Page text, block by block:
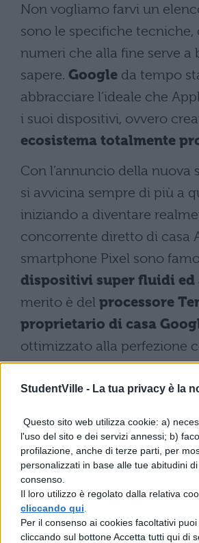
StudentVille - La tua privacy è la
Questo sito web utilizza cookie: a)
l'uso del sito e dei servizi annessi; b)
profilazione, anche di terze parti, per
personalizzati in base alle tue abitudini
consenso.
Il loro utilizzo è regolato dalla relativa
cliccando qui
Per il consenso ai cookies facoltativi
cliccando sul bottone Accetta tutti qui di
Non vogliamo farvi un
sono le specifiche
numeri che alla fine serve a
sapere. Google da tempo
abbracciare l’ideale che
i suoi dispositivi, ovvero
ecosistema totalmente
Con l’annuncio della nuova
si avvicina sempre di più a
iniziando a diventare
concorrente diretto di casa
smartphone Pixel sono
dispositivi super fluidi
merito è del processore
proprietario di casa
ottimizzato alla perfezione
comparto hardware.
che voi universitari o i